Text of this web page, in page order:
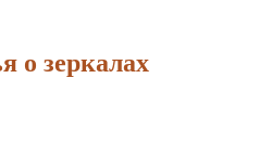
о зеркалах